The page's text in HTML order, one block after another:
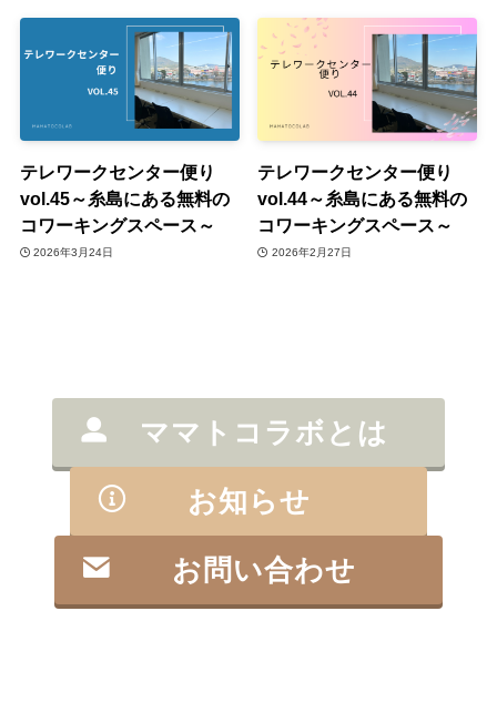
テレワークセンター便り
vol.45～糸島にある無料の
コワーキングスペース～
2026年3月24日
テレワークセンター便り
vol.44～糸島にある無料の
コワーキングスペース～
2026年2月27日
ママトコラボとは
お知らせ
お問い合わせ